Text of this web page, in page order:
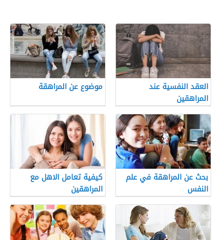
العقد النفسية عند
المراهقين
موضوع عن المراهقة
بحث عن المراهقة في علم
النفس
كيفية تعامل الاهل مع
المراهقين